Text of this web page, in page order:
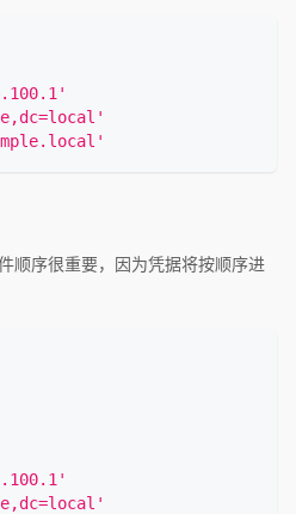
顺序很重要，因为凭据将按顺序进